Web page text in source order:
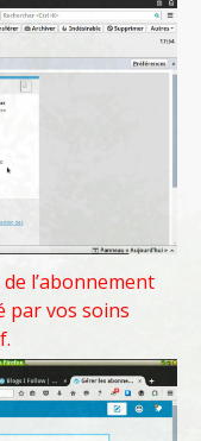
l’abonnement
par vos soins